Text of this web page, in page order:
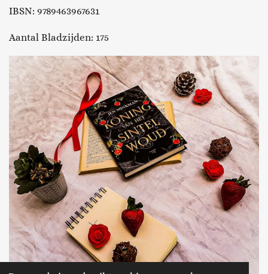
IBSN: 9789463967631
Aantal Bladzijden: 175